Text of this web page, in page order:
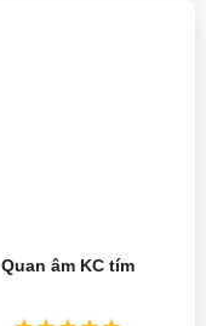
Quan âm KC tím